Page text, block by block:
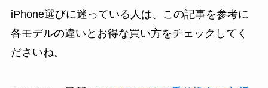
iPhone選びに迷っている人は、この記事を参考に
各モデルの違いとお得な買い方をチェックしてく
ださいね。